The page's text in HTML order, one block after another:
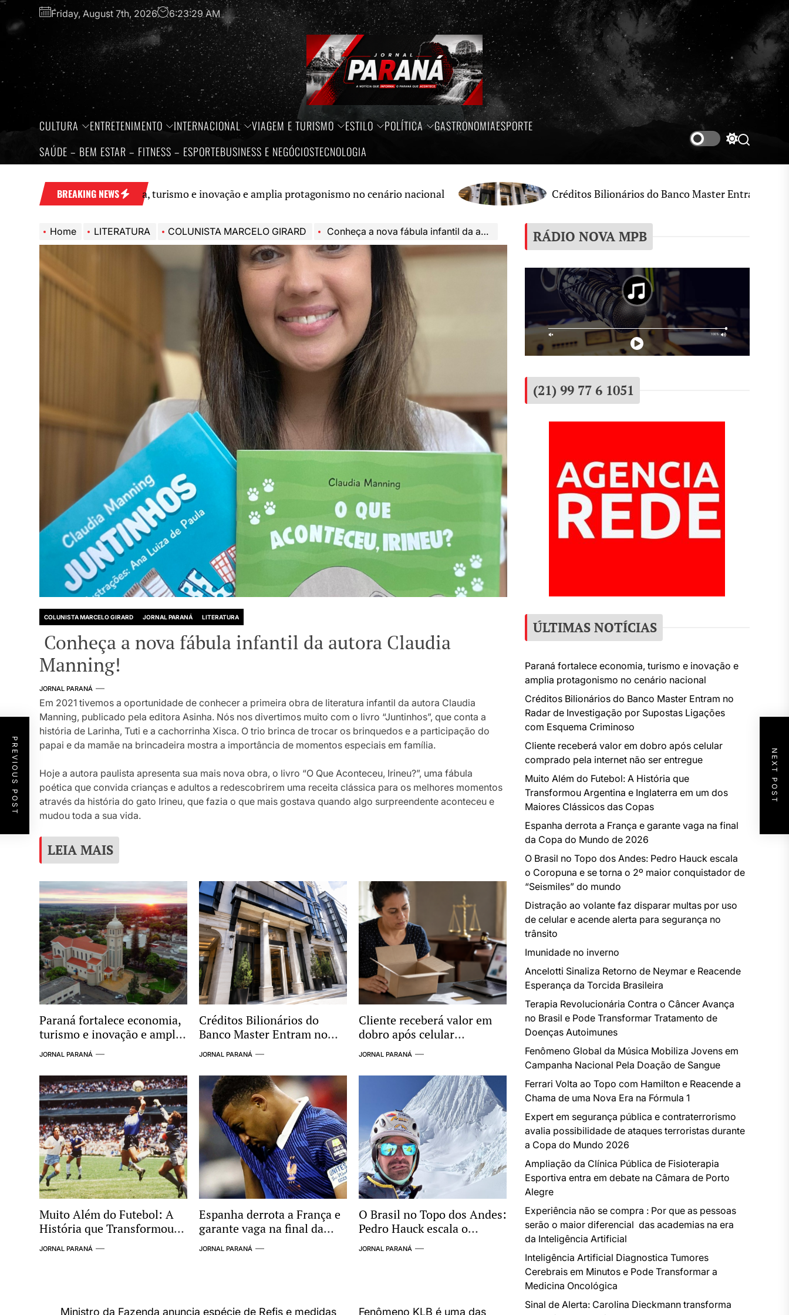
Skip
content
Friday, August 7th, 2026 6:23:30 AM
CULTURA ENTRETENIMENTO INTERNACIONAL VIAGEM E TURISMO ESTILO POLÍTICA GASTRONOMIAESPORTE
SAÚDE – BEM ESTAR – FITNESS – ESPORTEBUSINESS E NEGÓCIOSTECNOLOGIA
SwitchSearch
BREAKING NEWS
fortalece economia, turismo e inovação e amplia protagonismo no cenário nacional Créditos Bilionários do Banco Master Entram no Radar de
Home LITERATURA COLUNISTA MARCELO GIRARD Conheça a nova fábula infantil da autora Claudia Manning!
COLUNISTA MARCELO GIRARD JORNAL PARANÁ LITERATURA
Conheça a nova fábula infantil da autora Claudia
Manning!
JORNAL PARANÁ
Em 2021 tivemos a oportunidade de conhecer a primeira obra de literatura infantil da autora Claudia
Manning, publicado pela editora Asinha. Nós nos divertimos muito com o livro “Juntinhos”, que conta a
história de Larinha, Tuti e a cachorrinha Xisca. O trio brinca de trocar os brinquedos e a participação do
papai e da mamãe na brincadeira mostra a importância de momentos especiais em família.
Hoje a autora paulista apresenta sua mais nova obra, o livro “O Que Aconteceu, Irineu?”, uma fábula
poética que convida crianças e adultos a redescobrirem uma receita clássica para os melhores momentos
através da história do gato Irineu, que fazia o que mais gostava quando algo surpreendente aconteceu e
mudou toda a sua vida.
PREVIOUS POST NEXT POST
LEIA MAIS
Paraná fortalece economia,
turismo e inovação e amplia
protagonismo no cenário
JORNAL PARANÁ
Créditos Bilionários do
Banco Master Entram no
Radar de Investigação por
Esquema Criminoso
JORNAL PARANÁ
Cliente receberá valor em
dobro após celular
comprado pela internet não
JORNAL PARANÁ
Muito Além do Futebol: A
História que Transformou
Argentina e Inglaterra em
JORNAL PARANÁ
Espanha derrota a França e
garante vaga na final da
Copa do Mundo de 2026
JORNAL PARANÁ
O Brasil no Topo dos Andes:
Pedro Hauck escala o
Coropuna e se torna o 2º
JORNAL PARANÁ
Ministro da Fazenda anuncia espécie de Refis e medidas Fenômeno KLB é uma das
RÁDIO NOVA MPB
(21) 99 77 6 1051
ÚLTIMAS NOTÍCIAS
Paraná fortalece economia, turismo e inovação e
amplia protagonismo no cenário nacional
Créditos Bilionários do Banco Master Entram no
Radar de Investigação por Supostas Ligações
com Esquema Criminoso
Cliente receberá valor em dobro após celular
comprado pela internet não ser entregue
Muito Além do Futebol: A História que
Transformou Argentina e Inglaterra em um dos
Maiores Clássicos das Copas
Espanha derrota a França e garante vaga na final
da Copa do Mundo de 2026
O Brasil no Topo dos Andes: Pedro Hauck escala
o Coropuna e se torna o 2º maior conquistador de
“Seismiles” do mundo
Distração ao volante faz disparar multas por uso
de celular e acende alerta para segurança no
trânsito
Imunidade no inverno
Ancelotti Sinaliza Retorno de Neymar e Reacende
Esperança da Torcida Brasileira
Terapia Revolucionária Contra o Câncer Avança
no Brasil e Pode Transformar Tratamento de
Doenças Autoimunes
Fenômeno Global da Música Mobiliza Jovens em
Campanha Nacional Pela Doação de Sangue
Ferrari Volta ao Topo com Hamilton e Reacende a
Chama de uma Nova Era na Fórmula 1
Expert em segurança pública e contraterrorismo
avalia possibilidade de ataques terroristas durante
a Copa do Mundo 2026
Ampliação da Clínica Pública de Fisioterapia
Esportiva entra em debate na Câmara de Porto
Alegre
Experiência não se compra : Por que as pessoas
serão o maior diferencial das academias na era
da Inteligência Artificial
Inteligência Artificial Diagnostica Tumores
Cerebrais em Minutos e Pode Transformar a
Medicina Oncológica
Sinal de Alerta: Carolina Dieckmann transforma